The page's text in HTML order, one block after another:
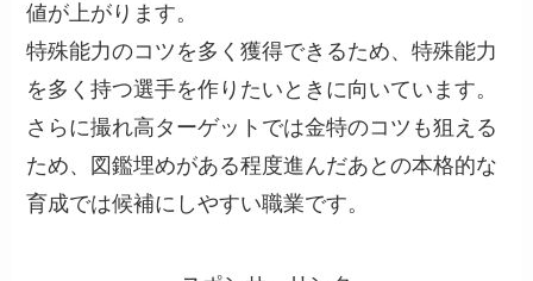
値が上がります。
特殊能力のコツを多く獲得できるため、特殊能力
を多く持つ選手を作りたいときに向いています。
さらに撮れ高ターゲットでは金特のコツも狙える
ため、図鑑埋めがある程度進んだあとの本格的な
育成では候補にしやすい職業です。